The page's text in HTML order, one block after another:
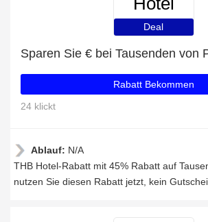
Deal
Sparen Sie € bei Tausenden von
Rabatt Bekommen
24 klickt
Ablauf: N/A
THB Hotel-Rabatt mit 45% Rabatt auf
nutzen Sie diesen Rabatt jetzt, kein